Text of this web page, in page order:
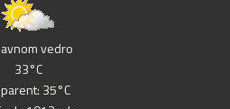
vedro
33°C
35°C